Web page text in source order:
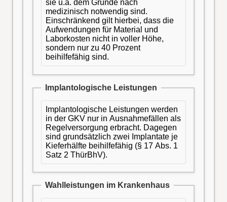
sie u.a. dem Grunde nach
medizinisch notwendig sind.
Einschränkend gilt hierbei, dass die
Aufwendungen für Material und
Laborkosten nicht in voller Höhe,
sondern nur zu 40 Prozent
beihilfefähig sind.
Implantologische Leistungen
Implantologische Leistungen werden
in der GKV nur in Ausnahmefällen als
Regelversorgung erbracht. Dagegen
sind grundsätzlich zwei Implantate je
Kieferhälfte beihilfefähig (§ 17 Abs. 1
Satz 2 ThürBhV).
Wahlleistungen im Krankenhaus